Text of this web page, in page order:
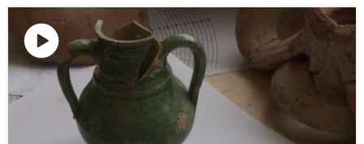
Воспроизвести
видео